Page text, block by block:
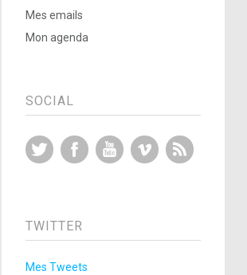
Mes emails
Mon agenda
SOCIAL
Twitter FacebookYouTubeVimeo
TWITTER
Mes Tweets